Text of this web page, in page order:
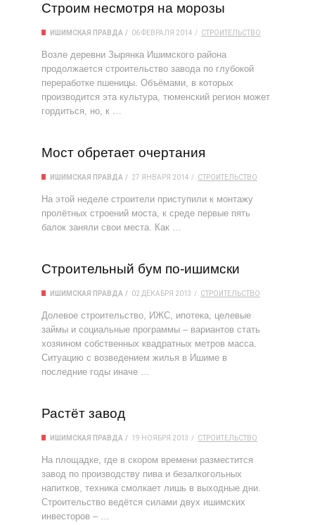
Строим несмотря на морозы
ИШИМСКАЯ ПРАВДА 06 ФЕВРАЛЯ 2014 СТРОИТЕЛЬСТВО
Возле деревни Зырянка Ишимского района
продолжается строительство завода по глубокой
переработке пшеницы. Объёмами, в которых
производится эта культура, тюменский регион может
гордиться, но, к …
Мост обретает очертания
ИШИМСКАЯ ПРАВДА 27 ЯНВАРЯ 2014 СТРОИТЕЛЬСТВО
На этой неделе строители приступили к монтажу
пролётных строений моста, к среде первые пять
балок заняли свои места. Как …
Строительный бум по-ишимски
ИШИМСКАЯ ПРАВДА 02 ДЕКАБРЯ 2013 СТРОИТЕЛЬСТВО
Долевое строительство, ИЖС, ипотека, целевые
займы и социальные программы – вариантов стать
хозяином собственных квадратных метров масса.
Ситуацию с возведением жилья в Ишиме в
последние годы иначе …
Растёт завод
ИШИМСКАЯ ПРАВДА 19 НОЯБРЯ 2013 СТРОИТЕЛЬСТВО
На площадке, где в скором времени разместится
завод по производству пива и безалкогольных
напитков, техника смолкает лишь в выходные дни.
Строительство ведётся силами двух ишимских
инвесторов – …